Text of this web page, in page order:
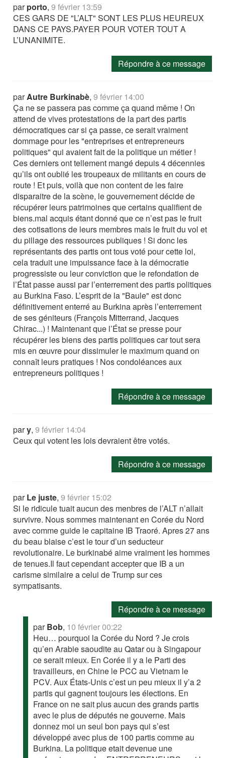
parporto,9 février 13:59
CES GARS DE "L’ALT" SONT LES PLUS HEUREUX
DANS CE PAYS.PAYER POUR VOTER TOUT A
L’UNANIMITE.
Répondre à ce message
parAutre Burkinabè,9 février 14:00
Ça ne se passera pas comme ça quand même ! On
attend de vives protestations de la part des partis
démocratiques car si ça passe, ce serait vraiment
dommage pour les "entreprises et entrepreneurs
politiques" qui avaient fait de la politique un métier !
Ces derniers ont tellement mangé depuis 4 décennies
qu’ils ont oublié les troupeaux de militants en cours de
route ! Et puis, voilà que non content de les faire
disparaitre de la scène, le gouvernement décide de
récupérer leurs patrimoines que certains qualifient de
biens.mal acquis étant donné que ce n’est pas le fruit
des cotisations de leurs membres mais le fruit du vol et
du pillage des ressources publiques ! Si donc les
représentants des partis ont tous voté pour cette loi,
cela traduit une impuissance face à la démocratie
progressiste ou leur conviction que le refondation de
l’État passe aussi par l’enterrement des partis politiques
au Burkina Faso. L’esprit de la "Baule" est donc
définitivement enterré au Burkina après l’enterrement
de ses géniteurs (François Mitterrand, Jacques
Chirac...) ! Maintenant que l’État se presse pour
récupérer les biens des partis politiques car tout sera
mis en œuvre pour dissimuler le maximum quand on
connaît leurs pratiques ! Nos condoléances aux
entrepreneurs politiques !
Répondre à ce message
pary,9 février 14:04
Ceux qui votent les lois devraient être votés.
Répondre à ce message
parLe juste,9 février 15:02
Si le ridicule tuait aucun des menbres de l’ALT n’allait
survivre. Nous sommes maintenant en Corée du Nord
avec comme guide le capitaine IB Traoré. Apres 27 ans
du beau blaise c’est le tour d’un seducteur
revolutionaire. Le burkinabé aime vraiment les hommes
de tenues.Il faut cependant accepter que IB a un
carisme similaire a celui de Trump sur ces
sympatisants.
Répondre à ce message
parBob, 10 février 00:22
Heu… pourquoi la Corée du Nord ? Je crois
qu’en Arabie saoudite au Qatar ou à Singapour
ce serait mieux. En Corée il y a le Parti des
travailleurs, en Chine le PCC au Vietnam le
PCV. Aux États-Unis c’est un peu mieux il y’a 2
partis qui gagnent toujours les élections. En
France on ne sait plus aucun des grands partis
avec le plus de députés ne gouverne. Mais
donnez moi un seul bon pays qui s’est
développé avec plus de 100 partis comme au
Burkina. La politique etait devenue une